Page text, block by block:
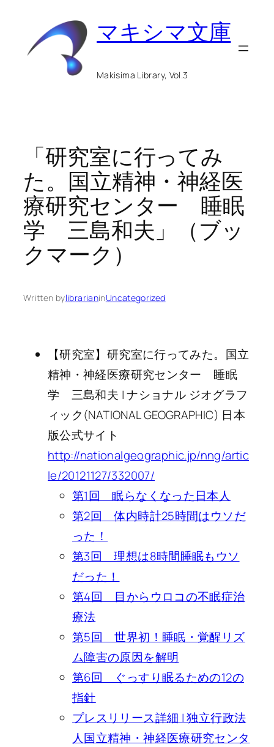
マキシマ文庫
Makisima Library, Vol.3
「研究室に行ってみ
た。国立精神・神経医
療研究センター 睡眠
学 三島和夫」（ブッ
クマーク）
Written bylibrarianinUncategorized
【研究室】研究室に行ってみた。国立
精神・神経医療研究センター 睡眠
学 三島和夫 | ナショナル ジオグラフ
ィック(NATIONAL GEOGRAPHIC) 日本
版公式サイト
http://nationalgeographic.jp/nng/artic
le/20121127/332007/
第1回 眠らなくなった日本人
第2回 体内時計25時間はウソだ
った！
第3回 理想は8時間睡眠もウソ
だった！
第4回 目からウロコの不眠症治
療法
第5回 世界初！睡眠・覚醒リズ
ム障害の原因を解明
第6回 ぐっすり眠るための12の
指針
プレスリリース詳細 | 独立行政法
人国立精神・神経医療研究センタ